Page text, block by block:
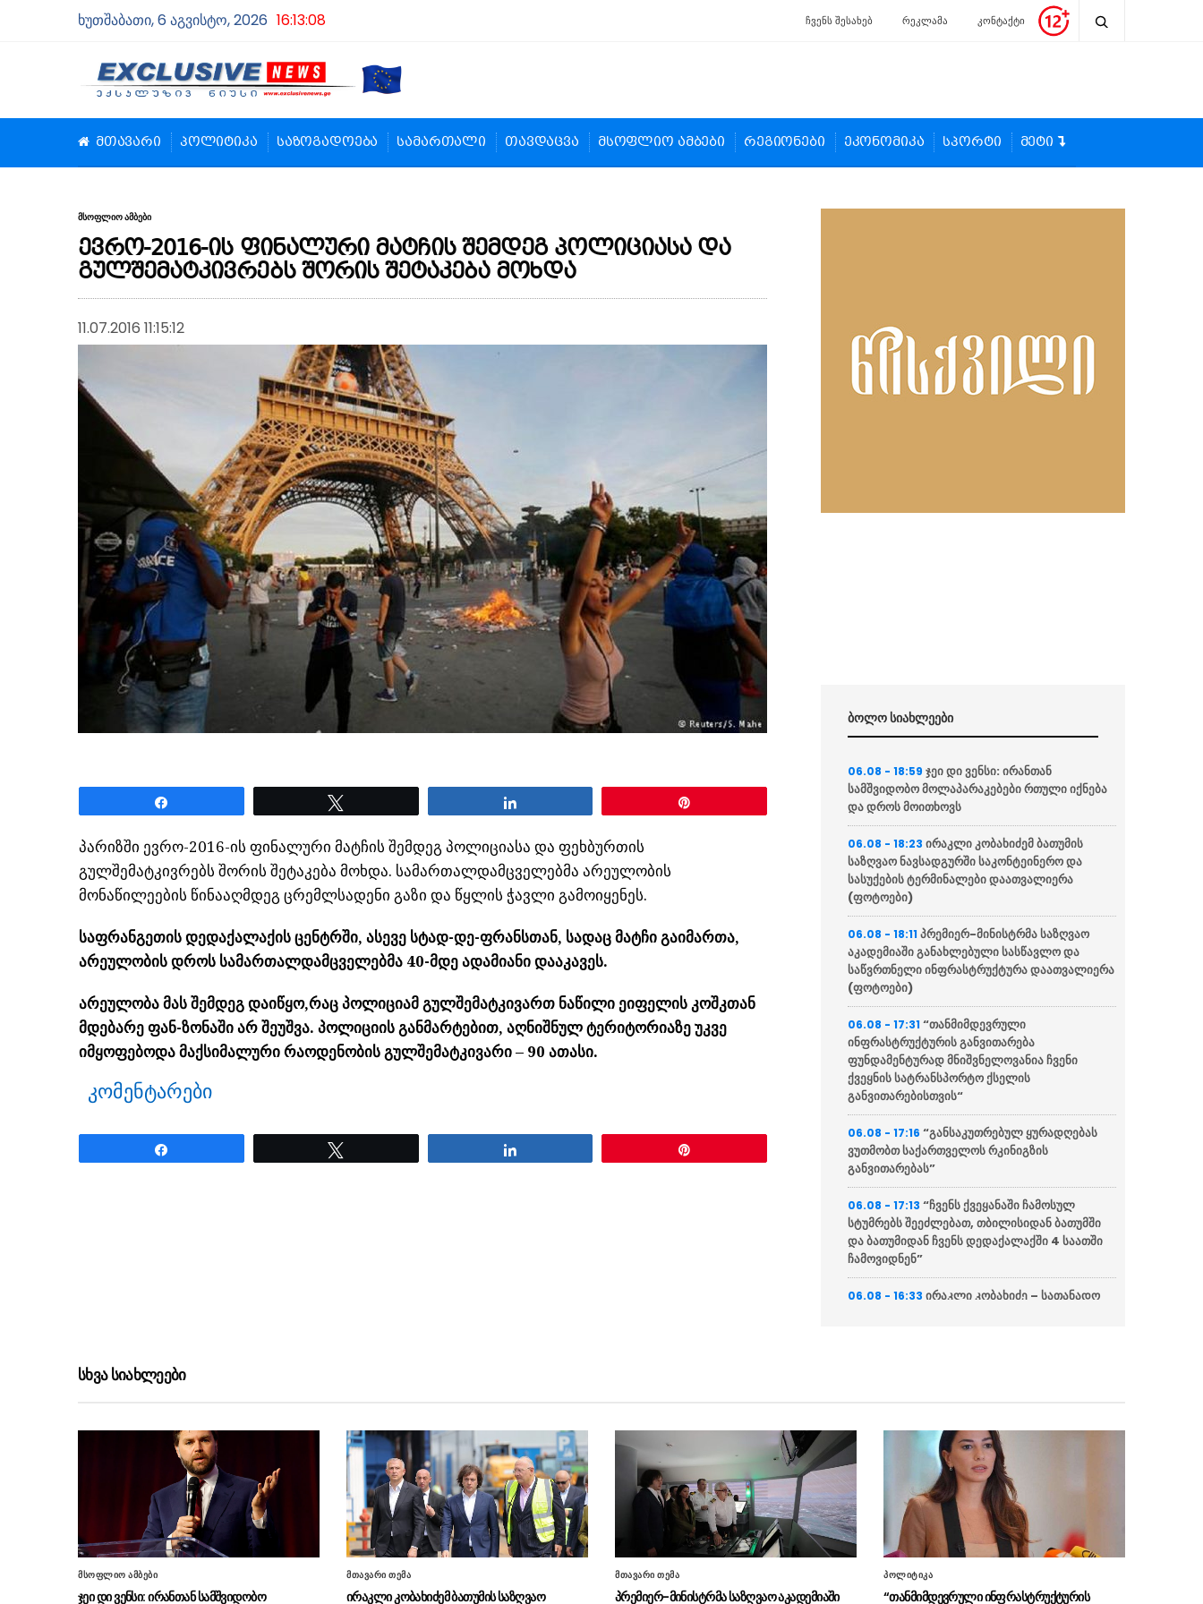
ხუთშაბათი, 6 აგვისტო, 2026 16:13:08 ჩვენს შესახებ რეკლამა კონტაქტი
მთავარი პოლიტიკა საზოგადოება სამართალი თავდაცვა მსოფლიო ამბები რეგიონები ეკონომიკა სპორტი მეტი
მსოფლიო ამბები
ევრო-2016-ის ფინალური მატჩის შემდეგ პოლიციასა და
გულშემატკივრებს შორის შეტაკება მოხდა
11.07.2016 11:15:12
პარიზში ევრო-2016-ის ფინალური მატჩის შემდეგ პოლიციასა და ფეხბურთის
გულშემატკივრებს შორის შეტაკება მოხდა. სამართალდამცველებმა არეულობის
მონაწილეების წინააღმდეგ ცრემლსადენი გაზი და წყლის ჭავლი გამოიყენეს.
საფრანგეთის დედაქალაქის ცენტრში, ასევე სტად-დე-ფრანსთან, სადაც მატჩი გაიმართა,
არეულობის დროს სამართალდამცველებმა 40-მდე ადამიანი დააკავეს.
არეულობა მას შემდეგ დაიწყო,რაც პოლიციამ გულშემატკივართ ნაწილი ეიფელის კოშკთან
მდებარე ფან-ზონაში არ შეუშვა. პოლიციის განმარტებით, აღნიშნულ ტერიტორიაზე უკვე
იმყოფებოდა მაქსიმალური რაოდენობის გულშემატკივარი – 90 ათასი.
კომენტარები
ბოლო სიახლეები
06.08 - 18:59ჯეი დი ვენსი: ირანთან
სამშვიდობო მოლაპარაკებები რთული იქნება
და დროს მოითხოვს
06.08 - 18:23ირაკლი კობახიძემ ბათუმის
საზღვაო ნავსადგურში საკონტეინერო და
სასუქების ტერმინალები დაათვალიერა
(ფოტოები)
06.08 - 18:11პრემიერ-მინისტრმა საზღვაო
აკადემიაში განახლებული სასწავლო და
საწვრთნელი ინფრასტრუქტურა დაათვალიერა
(ფოტოები)
06.08 - 17:31“თანმიმდევრული
ინფრასტრუქტურის განვითარება
ფუნდამენტურად მნიშვნელოვანია ჩვენი
ქვეყნის სატრანსპორტო ქსელის
განვითარებისთვის“
06.08 - 17:16“განსაკუთრებულ ყურადღებას
ვუთმობთ საქართველოს რკინიგზის
განვითარებას”
06.08 - 17:13“ჩვენს ქვეყანაში ჩამოსულ
სტუმრებს შეეძლებათ, თბილისიდან ბათუმში
და ბათუმიდან ჩვენს დედაქალაქში 4 საათში
ჩამოვიდნენ”
06.08 - 16:33ირაკლი კობახიძე – სათანადო
06.08 - 16:19
ირაკლი კობახიძე გიორგი
ბარამიძის განცხადებაზე – ეს არის ყოვლად
სამარცხვინო, მოღალატეობრივი განცხადება
06.08 - 16:17
არქეოლოგებმა ჩეხეთში 6 000
წელზე მეტი ხნის სამარხი აღმოაჩინეს
06.08 - 16:10
იქმნება ძალიან მნიშვნელოვანი რესურსი
სხვა სიახლეები
მსოფლიო ამბები
ჯეი დი ვენსი: ირანთან სამშვიდობო
მთავარი თემა
ირაკლი კობახიძემ ბათუმის საზღვაო
მთავარი თემა
პრემიერ-მინისტრმა საზღვაო აკადემიაში
პოლიტიკა
“თანმიმდევრული ინფრასტრუქტურის